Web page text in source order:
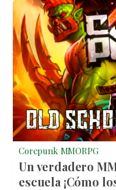
Corepunk MMORPG
Un verdadero
escuela ¡Cómo